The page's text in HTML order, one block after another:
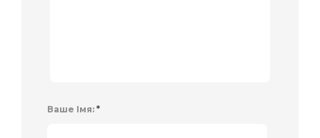
Ваше Імя: *